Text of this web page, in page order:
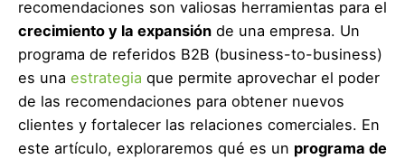
recomendaciones son valiosas herramientas para el
crecimiento y la expansión de una empresa. Un
programa de referidos B2B (business-to-business)
es una estrategia que permite aprovechar el poder
de las recomendaciones para obtener nuevos
clientes y fortalecer las relaciones comerciales. En
este artículo, exploraremos qué es un programa de